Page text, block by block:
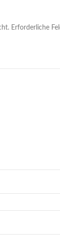
Erforderliche